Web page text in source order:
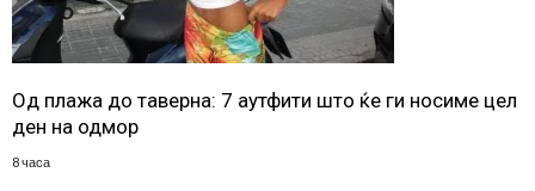
Од плажа до таверна: 7 аутфити што ќе ги носиме цел
ден на одмор
8 часа